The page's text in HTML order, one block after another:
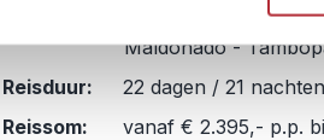
Cusco - Inca jungle
Maldonado -
Reisduur:
22 dagen / 21 nachten
Reissom:
vanaf € 2.395,- p.p.